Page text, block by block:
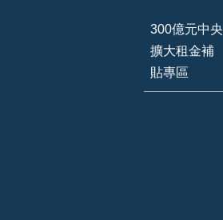
300億元中央
擴大租金補
貼專區